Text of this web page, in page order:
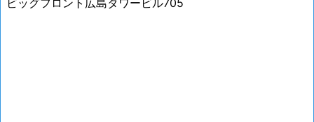
ビッグフロント広島タワービル705